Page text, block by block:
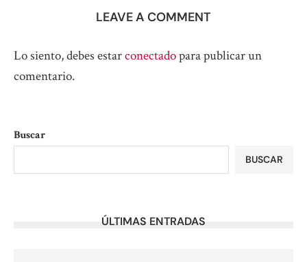
LEAVE A COMMENT
Lo siento, debes estarconectadopara publicar un
comentario.
Buscar
BUSCAR
ÚLTIMAS ENTRADAS